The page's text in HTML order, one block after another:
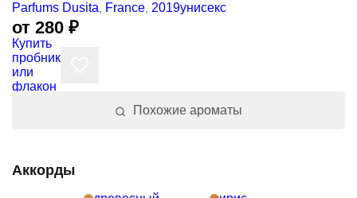
Parfums Dusita,France,2019унисекс
от 280 ₽
Похожие ароматы
Аккорды